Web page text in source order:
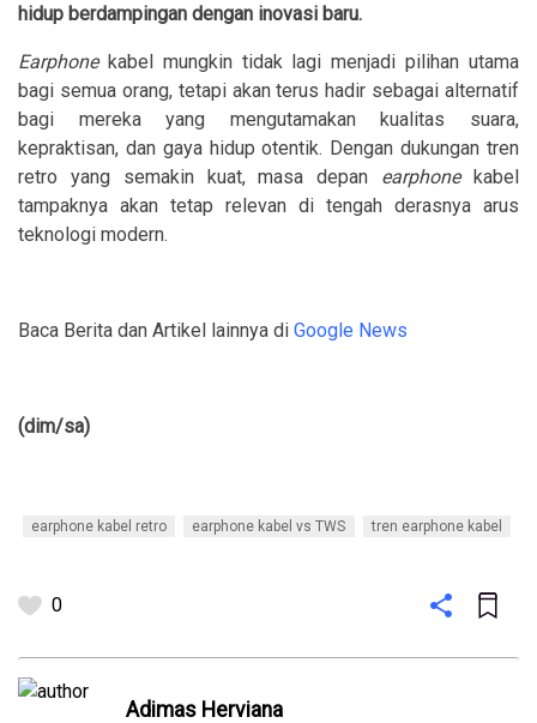
hidup berdampingan dengan inovasi baru.
Earphonekabel mungkin tidak lagi menjadi pilihan utama
bagi semua orang, tetapi akan terus hadir sebagai alternatif
bagi mereka yang mengutamakan kualitas suara,
kepraktisan, dan gaya hidup otentik. Dengan dukungan tren
retro yang semakin kuat, masa depan earphonekabel
tampaknya akan tetap relevan di tengah derasnya arus
teknologi modern.
Baca Berita dan Artikel lainnya di Google News
(dim/sa)
earphone kabel retro earphone kabel vs TWS tren earphone kabel
0
⁠Adimas Herviana